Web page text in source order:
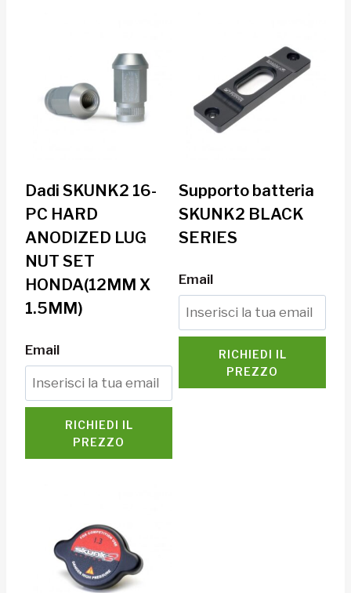
Dadi SKUNK2 16-
PC HARD
ANODIZED LUG
NUT SET
HONDA(12MM X
1.5MM)
Email
RICHIEDI IL
PREZZO
Supporto batteria
SKUNK2 BLACK
SERIES
Email
RICHIEDI IL
PREZZO